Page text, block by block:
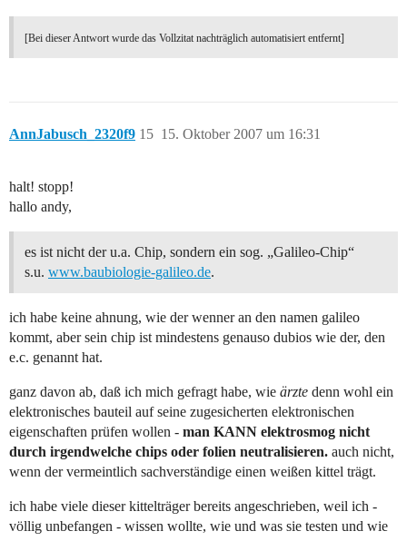
[Bei dieser Antwort wurde das Vollzitat nachträglich automatisiert entfernt]
AnnJabusch_2320f9 15. Oktober 2007 um 16:31
15
halt! stopp!
hallo andy,
es ist nicht der u.a. Chip, sondern ein sog. „Galileo-Chip“
s.u. www.baubiologie-galileo.de.
ich habe keine ahnung, wie der wenner an den namen galileo
kommt, aber sein chip ist mindestens genauso dubios wie der, den
e.c. genannt hat.
ganz davon ab, daß ich mich gefragt habe, wie ärzte denn wohl ein
elektronisches bauteil auf seine zugesicherten elektronischen
eigenschaften prüfen wollen - man KANN elektrosmog nicht
durch irgendwelche chips oder folien neutralisieren. auch nicht,
wenn der vermeintlich sachverständige einen weißen kittel trägt.
ich habe viele dieser kittelträger bereits angeschrieben, weil ich -
völlig unbefangen - wissen wollte, wie und was sie testen und wie